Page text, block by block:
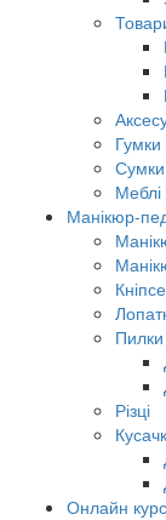
Меблі
Манікюр-
Пилки
Різці
Онлайн